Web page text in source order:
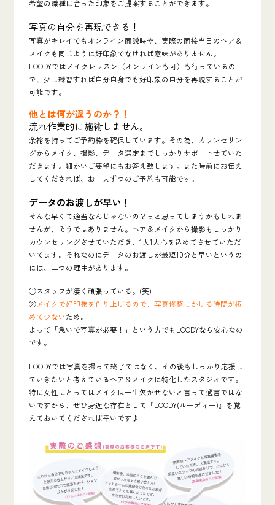
希望の職種に合った印象をご提案することができます。
写真の自分を再現できる！
写真がキレイでもオンライン面説時や、実際の面接当日のヘア＆
メイクも同じように好印象でなければ意味がありません。
LOODYではメイクレッスン（オンラインも可）も行っているの
で、少し練習すれば自分自身でも好印象の自分を再現することが
可能です。
他とは何が違うのか？！
流れ作業的に施術しません。
余裕を持ってご予約枠を確保しています。その為、カウンセリン
グからメイク、撮影、データ選定までしっかりサポートせていた
だきます。細かいご要望にもお答え致します。また時前にお伝え
してくだされば、お一人ずつのご予約も可能です。
データのお渡しが早い！
そんな早くて適当なんじゃないの？っと思ってしまうかもしれま
せんが、そうではありません。ヘア＆メイクから撮影もしっかり
カウンセリングさせていただき、1人1人心を込めてさせていただ
いてます。それなのにデータのお渡しが最短10分と早いというの
には、二つの理由があります。
①スタッフが凄く頑張っている。(笑)
②メイクで好印象を作り上げるので、写真修整にかける時間が極
めて少ないため。
よって「急いで写真が必要！」という方でもLOODYなら安心なの
です。
LOODYでは写真を撮って終了ではなく、その後もしっかり応援し
ていきたいと考えているヘア＆メイクに特化したスタジオです。
特に女性にとってはメイクは一生欠かせないと言って過言ではな
いですから、ぜひ身近な存在として『LOODY(ルーディー)』を覚
えておいてくだされば幸いです♪